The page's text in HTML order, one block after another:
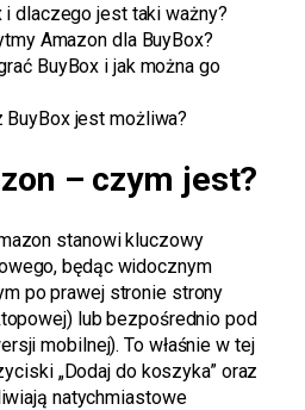
i dlaczego jest taki ważny?
Amazon dla BuyBox?
BuyBox i jak można go
jest możliwa?
– czym jest?
stanowi kluczowy
będąc widocznym
po prawej stronie strony
lub bezpośrednio pod
mobilnej). To właśnie w tej
„Dodaj do koszyka” oraz
natychmiastowe